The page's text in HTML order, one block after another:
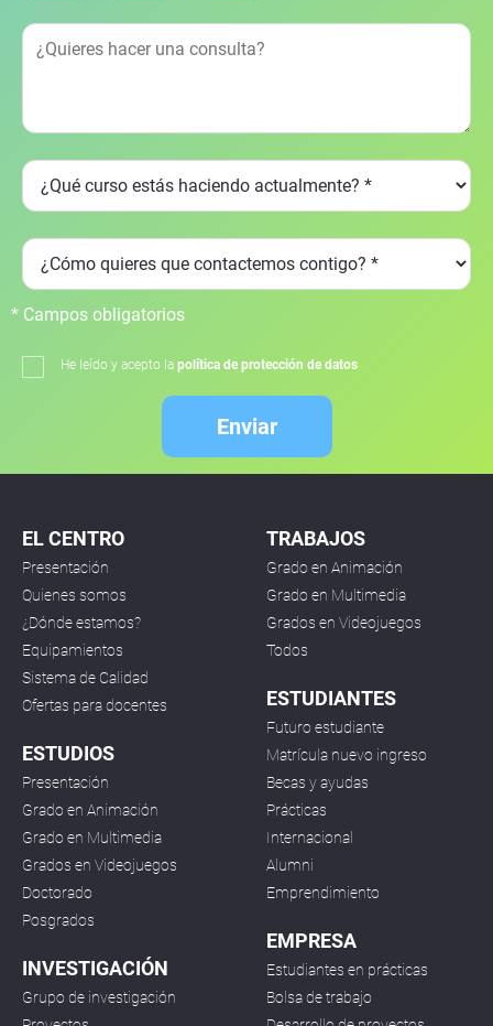
* Campos obligatorios
He leído y acepto la política de protección de datos
Enviar
EL CENTRO
Presentación
Quienes somos
¿Dónde estamos?
Equipamientos
Sistema de Calidad
Ofertas para docentes
ESTUDIOS
Presentación
Grado en Animación
Grado en Multimedia
Grados en Videojuegos
Doctorado
Posgrados
INVESTIGACIÓN
Grupo de investigación
TRABAJOS
Grado en Animación
Grado en Multimedia
Grados en Videojuegos
Todos
ESTUDIANTES
Futuro estudiante
Matrícula nuevo ingreso
Becas y ayudas
Prácticas
Internacional
Alumni
Emprendimiento
EMPRESA
Estudiantes en prácticas
Bolsa de trabajo